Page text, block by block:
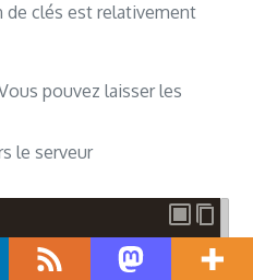
de clés est relativement
pouvez laisser les
le serveur
$ ssh-keygen